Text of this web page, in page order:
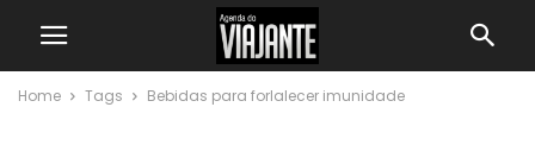
Home Tags Bebidas para forlalecer imunidade